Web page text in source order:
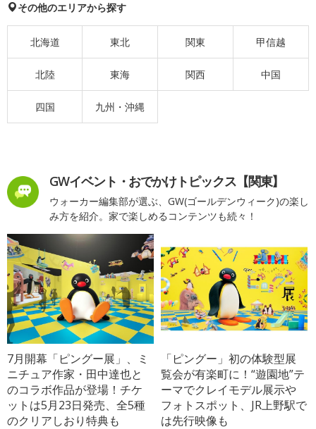
その他のエリアから探す
北海道 東北 関東 甲信越
北陸 東海 関西 中国
四国 九州・沖縄
GWイベント・おでかけトピックス【関東】
ウォーカー編集部が選ぶ、GW(ゴールデンウィーク)の楽し
み方を紹介。家で楽しめるコンテンツも続々！
7月開幕「ピングー展」、ミ
ニチュア作家・田中達也と
のコラボ作品が登場！チケ
ットは5月23日発売、全5種
のクリアしおり特典も
「ピングー」初の体験型展
覧会が有楽町に！“遊園地”テ
ーマでクレイモデル展示や
フォトスポット、JR上野駅で
は先行映像も